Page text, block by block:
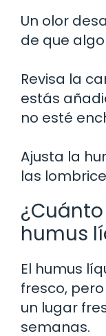
Un olor
de que
Revisa la
estás
no esté
Ajusta la
las
humus
El humus
fresco,
un lugar
semanas.